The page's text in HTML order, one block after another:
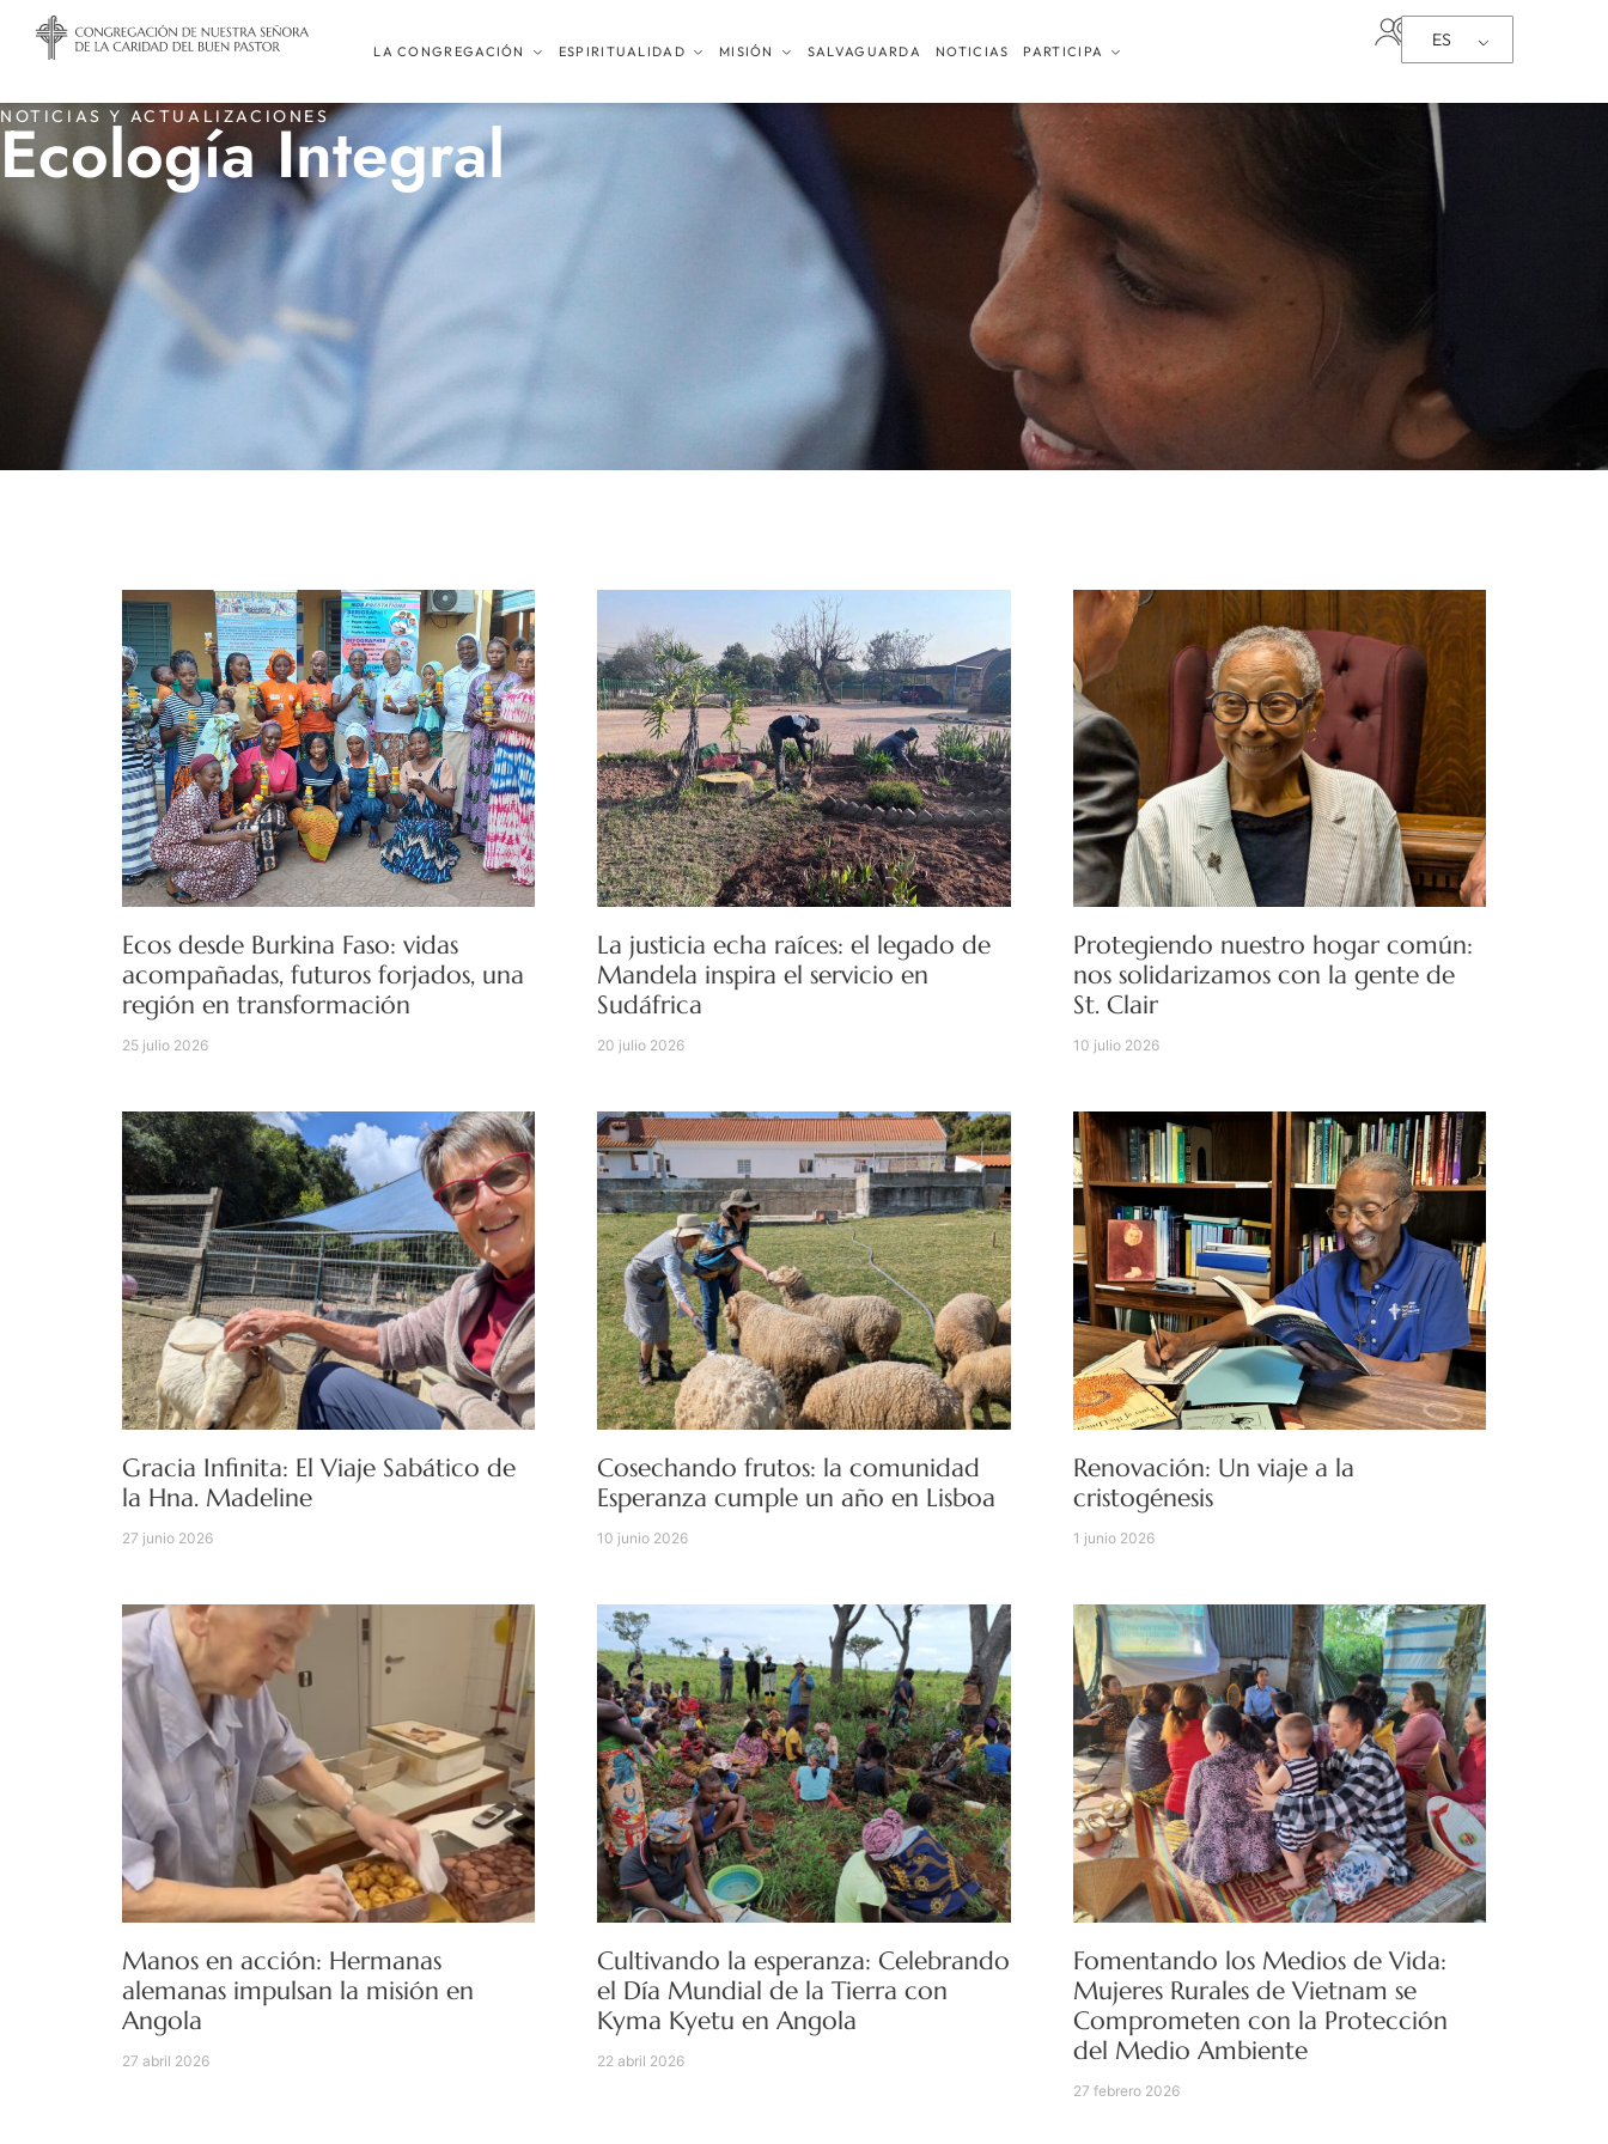
LA CONGREGACIÓN ESPIRITUALIDAD MISIÓN SALVAGUARDA NOTICIAS PARTICIPA
ES
NOTICIAS Y ACTUALIZACIONES
Ecología Integral
Ecos desde Burkina Faso: vidas
acompañadas, futuros forjados, una
región en transformación
25 julio 2026
La justicia echa raíces: el legado de
Mandela inspira el servicio en
Sudáfrica
20 julio 2026
Protegiendo nuestro hogar común:
nos solidarizamos con la gente de
St. Clair
10 julio 2026
Gracia Infinita: El Viaje Sabático de
la Hna. Madeline
27 junio 2026
Cosechando frutos: la comunidad
Esperanza cumple un año en Lisboa
10 junio 2026
Renovación: Un viaje a la
cristogénesis
1 junio 2026
Manos en acción: Hermanas
alemanas impulsan la misión en
Angola
27 abril 2026
Cultivando la esperanza: Celebrando
el Día Mundial de la Tierra con
Kyma Kyetu en Angola
22 abril 2026
Fomentando los Medios de Vida:
Mujeres Rurales de Vietnam se
Comprometen con la Protección
del Medio Ambiente
27 febrero 2026